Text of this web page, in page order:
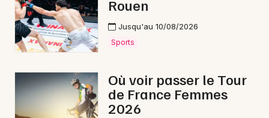
Gastronomie dans le Nord
Gastronomie en Nord-Pas-de-Calais
Gastronomie dans les Hauts-de-France
Rouen
Jusqu'au 10/08/2026
Sports
Où voir passer le Tour
de France Femmes
2026